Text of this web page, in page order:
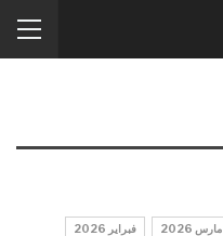
مارس 2026 فبراير 2026